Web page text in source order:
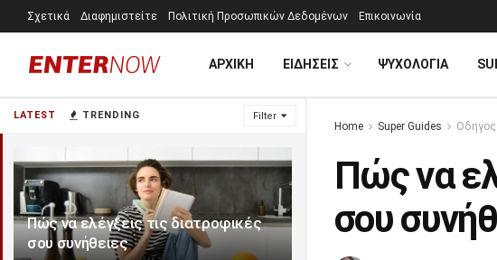
LATEST TRENDING Filter
Πώς να ελέγξεις τις διατροφικές
σου συνήθειες
Σχετικά Διαφημιστείτε Πολιτική Προσωπικών Δεδομένων Επικοινωνία
ΑΡΧΙΚΗ ΕΙΔΗΣΕΙΣ ΨΥΧΟΛΟΓΊΑ
Home Super Guides Οδηγος
Πώς να
σου